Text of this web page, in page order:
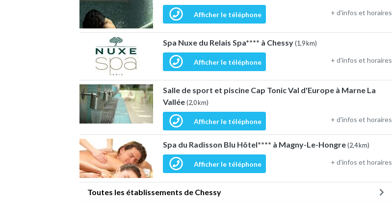
Afficher le téléphone + d'infos et horaires
Spa Nuxe du Relais Spa**** à Chessy(1,9 km)
Afficher le téléphone + d'infos et horaires
Salle de sport et piscine Cap Tonic Val d'Europe à Marne La
Vallée(2,0 km)
Afficher le téléphone + d'infos et horaires
Spa du Radisson Blu Hôtel**** à Magny-Le-Hongre(2,4 km)
Afficher le téléphone + d'infos et horaires
Toutes les établissements de Chessy